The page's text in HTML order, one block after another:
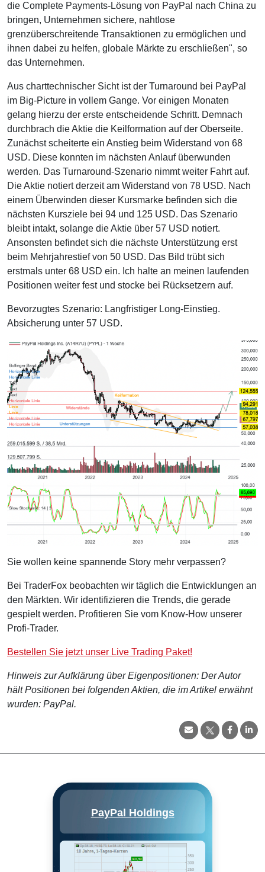
die Complete Payments-Lösung von PayPal nach China zu
bringen, Unternehmen sichere, nahtlose
grenzüberschreitende Transaktionen zu ermöglichen und
ihnen dabei zu helfen, globale Märkte zu erschließen", so
das Unternehmen.
Aus charttechnischer Sicht ist der Turnaround bei PayPal
im Big-Picture in vollem Gange. Vor einigen Monaten
gelang hierzu der erste entscheidende Schritt. Demnach
durchbrach die Aktie die Keilformation auf der Oberseite.
Zunächst scheiterte ein Anstieg beim Widerstand von 68
USD. Diese konnten im nächsten Anlauf überwunden
werden. Das Turnaround-Szenario nimmt weiter Fahrt auf.
Die Aktie notiert derzeit am Widerstand von 78 USD. Nach
einem Überwinden dieser Kursmarke befinden sich die
nächsten Kursziele bei 94 und 125 USD. Das Szenario
bleibt intakt, solange die Aktie über 57 USD notiert.
Ansonsten befindet sich die nächste Unterstützung erst
beim Mehrjahrestief von 50 USD. Das Bild trübt sich
erstmals unter 68 USD ein. Ich halte an meinen laufenden
Positionen weiter fest und stocke bei Rücksetzern auf.
Bevorzugtes Szenario: Langfristiger Long-Einstieg.
Absicherung unter 57 USD.
Sie wollen keine spannende Story mehr verpassen?
Bei TraderFox beobachten wir täglich die Entwicklungen an
den Märkten. Wir identifizieren die Trends, die gerade
gespielt werden. Profitieren Sie vom Know-How unserer
Profi-Trader.
Bestellen Sie jetzt unser Live Trading Paket!
Hinweis zur Aufklärung über Eigenpositionen: Der Autor
hält Positionen bei folgenden Aktien, die im Artikel erwähnt
wurden: PayPal.
PayPal Holdings
ausgegliedert und bietet
elektronische
Zahlungslösungen für Händler
und Verbraucher an, wobei der
Schwerpunkt auf Online-
Transaktionen liegt. Ende 2021